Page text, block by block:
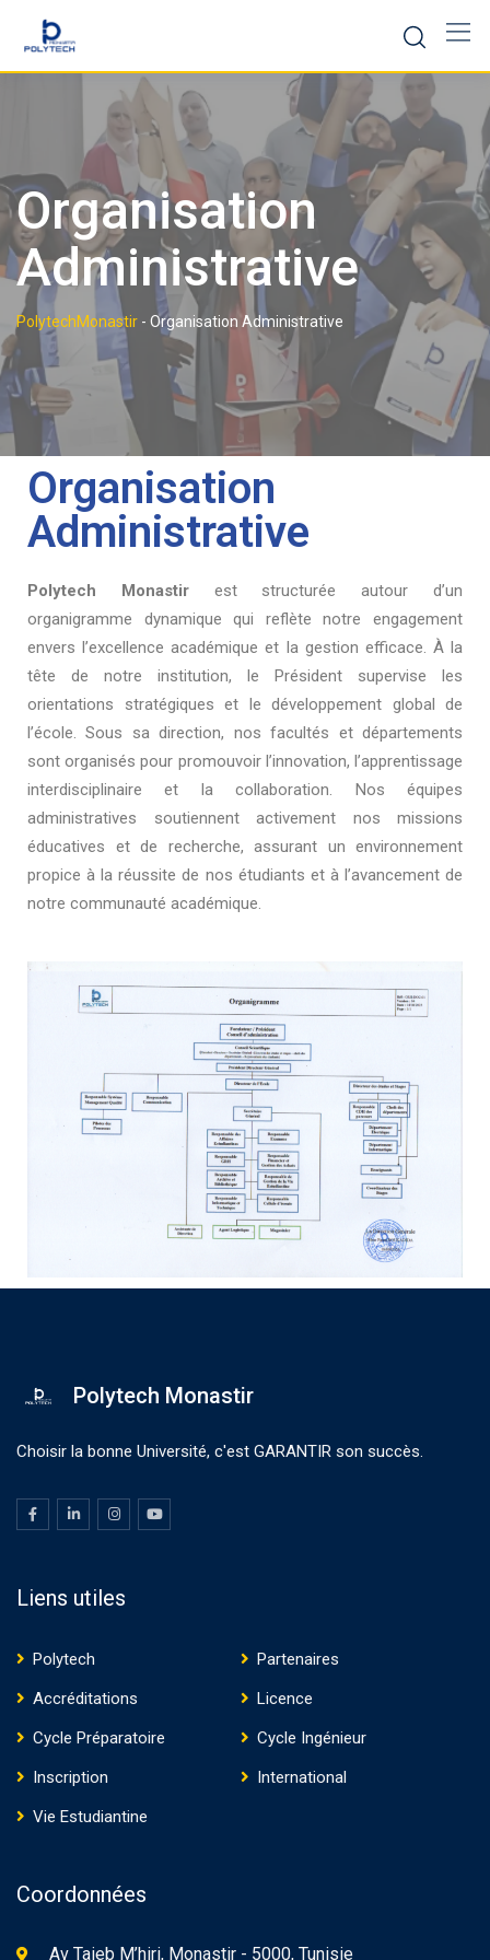
Organisation
Administrative
PolytechMonastir - Organisation Administrative
Organisation
Administrative
Polytech Monastirest structurée autour d’un
organigramme dynamique qui reflète notre engagement
envers l’excellence académique et la gestion efficace. À la
tête de notre institution, le Président supervise les
orientations stratégiques et le développement global de
l’école. Sous sa direction, nos facultés et départements
sont organisés pour promouvoir l’innovation, l’apprentissage
interdisciplinaire et la collaboration. Nos équipes
administratives soutiennent activement nos missions
éducatives et de recherche, assurant un environnement
propice à la réussite de nos étudiants et à l’avancement de
notre communauté académique.
Polytech Monastir
Choisir la bonne Université, c'est GARANTIR son succès.
Liens utiles
Polytech
Partenaires
Accréditations
Licence
Cycle Préparatoire
Cycle Ingénieur
Inscription
International
Vie Estudiantine
Coordonnées
Av Taieb M’hiri, Monastir - 5000, Tunisie